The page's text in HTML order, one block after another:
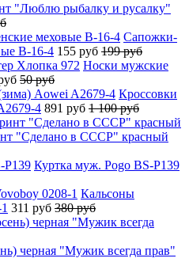
"Люблю рыбалку и русалку"
Сапожки-
B-16-4 155 руб 199 руб
Носки мужские
50 руб
Кроссовки
4 891 руб 1 100 руб
"Сделано в СССР" красный
Куртка муж. Pogo BS-P139
Кальсоны
311 руб 380 руб
черная "Мужик всегда прав"